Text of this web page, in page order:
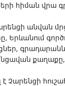
հիման վրա
անվան
Երևանում
է Չարենցի